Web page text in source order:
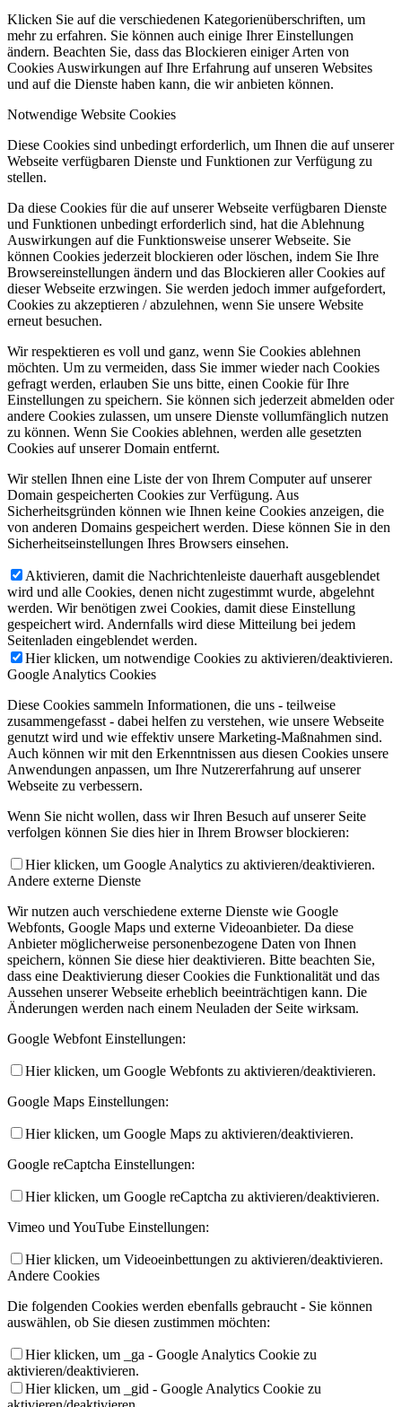
Klicken Sie auf die verschiedenen Kategorienüberschriften, um
mehr zu erfahren. Sie können auch einige Ihrer Einstellungen
ändern. Beachten Sie, dass das Blockieren einiger Arten von
Cookies Auswirkungen auf Ihre Erfahrung auf unseren Websites
und auf die Dienste haben kann, die wir anbieten können.
Notwendige Website Cookies
Diese Cookies sind unbedingt erforderlich, um Ihnen die auf unserer
Webseite verfügbaren Dienste und Funktionen zur Verfügung zu
stellen.
Da diese Cookies für die auf unserer Webseite verfügbaren Dienste
und Funktionen unbedingt erforderlich sind, hat die Ablehnung
Auswirkungen auf die Funktionsweise unserer Webseite. Sie
können Cookies jederzeit blockieren oder löschen, indem Sie Ihre
Browsereinstellungen ändern und das Blockieren aller Cookies auf
dieser Webseite erzwingen. Sie werden jedoch immer aufgefordert,
Cookies zu akzeptieren / abzulehnen, wenn Sie unsere Website
erneut besuchen.
Wir respektieren es voll und ganz, wenn Sie Cookies ablehnen
möchten. Um zu vermeiden, dass Sie immer wieder nach Cookies
gefragt werden, erlauben Sie uns bitte, einen Cookie für Ihre
Einstellungen zu speichern. Sie können sich jederzeit abmelden oder
andere Cookies zulassen, um unsere Dienste vollumfänglich nutzen
zu können. Wenn Sie Cookies ablehnen, werden alle gesetzten
Cookies auf unserer Domain entfernt.
Wir stellen Ihnen eine Liste der von Ihrem Computer auf unserer
Domain gespeicherten Cookies zur Verfügung. Aus
Sicherheitsgründen können wie Ihnen keine Cookies anzeigen, die
von anderen Domains gespeichert werden. Diese können Sie in den
Sicherheitseinstellungen Ihres Browsers einsehen.
Aktivieren, damit die Nachrichtenleiste dauerhaft ausgeblendet
wird und alle Cookies, denen nicht zugestimmt wurde, abgelehnt
werden. Wir benötigen zwei Cookies, damit diese Einstellung
gespeichert wird. Andernfalls wird diese Mitteilung bei jedem
Seitenladen eingeblendet werden.
Hier klicken, um notwendige Cookies zu aktivieren/deaktivieren.
Google Analytics Cookies
Diese Cookies sammeln Informationen, die uns - teilweise
zusammengefasst - dabei helfen zu verstehen, wie unsere Webseite
genutzt wird und wie effektiv unsere Marketing-Maßnahmen sind.
Auch können wir mit den Erkenntnissen aus diesen Cookies unsere
Anwendungen anpassen, um Ihre Nutzererfahrung auf unserer
Webseite zu verbessern.
Wenn Sie nicht wollen, dass wir Ihren Besuch auf unserer Seite
verfolgen können Sie dies hier in Ihrem Browser blockieren:
Hier klicken, um Google Analytics zu aktivieren/deaktivieren.
Andere externe Dienste
Wir nutzen auch verschiedene externe Dienste wie Google
Webfonts, Google Maps und externe Videoanbieter. Da diese
Anbieter möglicherweise personenbezogene Daten von Ihnen
speichern, können Sie diese hier deaktivieren. Bitte beachten Sie,
dass eine Deaktivierung dieser Cookies die Funktionalität und das
Aussehen unserer Webseite erheblich beeinträchtigen kann. Die
Änderungen werden nach einem Neuladen der Seite wirksam.
Google Webfont Einstellungen:
Hier klicken, um Google Webfonts zu aktivieren/deaktivieren.
Google Maps Einstellungen:
Hier klicken, um Google Maps zu aktivieren/deaktivieren.
Google reCaptcha Einstellungen:
Hier klicken, um Google reCaptcha zu aktivieren/deaktivieren.
Vimeo und YouTube Einstellungen:
Hier klicken, um Videoeinbettungen zu aktivieren/deaktivieren.
Andere Cookies
Die folgenden Cookies werden ebenfalls gebraucht - Sie können
auswählen, ob Sie diesen zustimmen möchten:
Hier klicken, um _ga - Google Analytics Cookie zu
aktivieren/deaktivieren.
Hier klicken, um _gid - Google Analytics Cookie zu